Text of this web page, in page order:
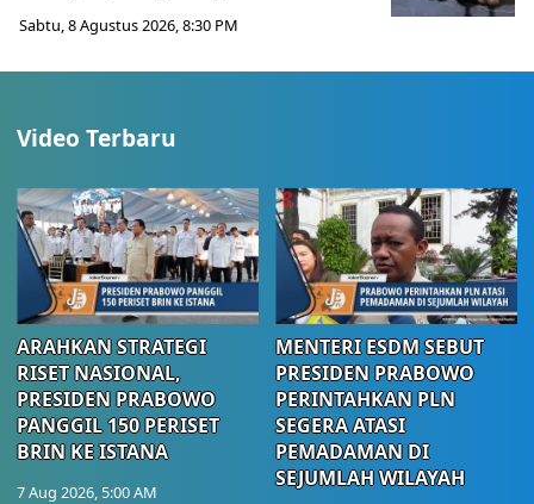
Sabtu, 8 Agustus 2026, 8:30 PM
Video Terbaru
ARAHKAN STRATEGI
RISET NASIONAL,
PRESIDEN PRABOWO
PANGGIL 150 PERISET
BRIN KE ISTANA
7 Aug 2026, 5:00 AM
MENTERI ESDM SEBUT
PRESIDEN PRABOWO
PERINTAHKAN PLN
SEGERA ATASI
PEMADAMAN DI
SEJUMLAH WILAYAH